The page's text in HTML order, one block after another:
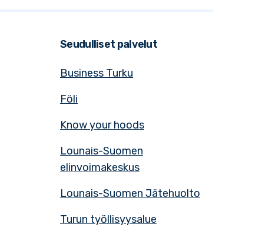
Seudulliset palvelut
Business Turku
Föli
Know your hoods
Lounais-Suomen
elinvoimakeskus
Lounais-Suomen Jätehuolto
Turun työllisyysalue